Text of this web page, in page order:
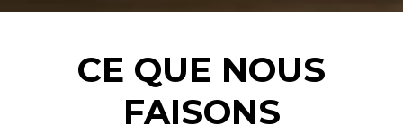
CE QUE NOUS
FAISONS